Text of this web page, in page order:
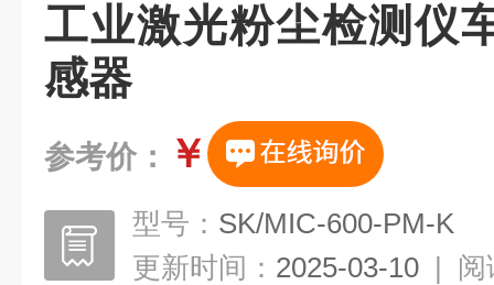
工业激光粉尘检测仪
感器
参考价： ￥
型号： SK/MIC-600-PM-K
更新时间： 2025-03-10 | 阅